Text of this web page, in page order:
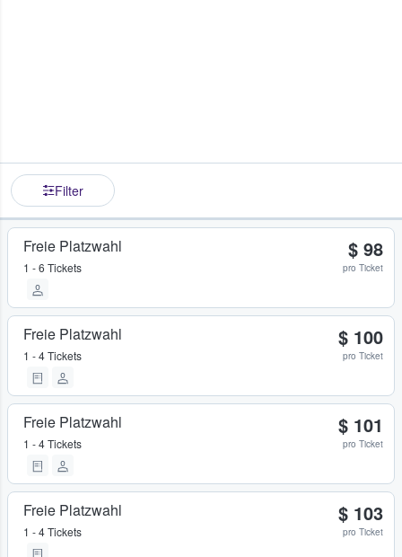
Filter
Freie Platzwahl
1 - 6 Tickets
$ 98
pro Ticket
Freie Platzwahl
1 - 4 Tickets
$ 100
pro Ticket
Freie Platzwahl
1 - 4 Tickets
$ 101
pro Ticket
Freie Platzwahl
1 - 4 Tickets
$ 103
pro Ticket